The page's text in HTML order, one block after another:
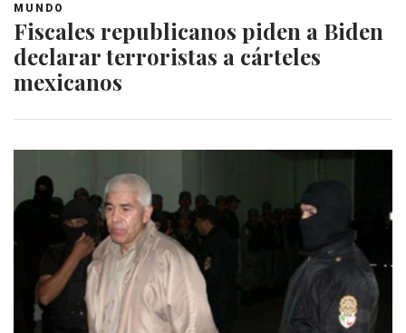
MUNDO
Fiscales republicanos piden a Biden
declarar terroristas a cárteles
mexicanos